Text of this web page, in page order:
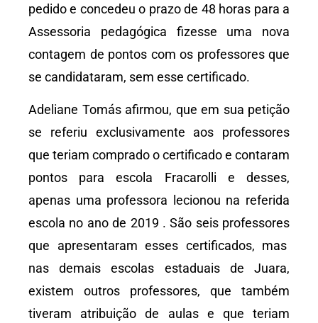
pedido e concedeu o prazo de 48 horas para a
Assessoria pedagógica fizesse uma nova
contagem de pontos com os professores que
se candidataram, sem esse certificado.
Adeliane Tomás afirmou, que em sua petição
se referiu exclusivamente aos professores
que teriam comprado o certificado e contaram
pontos para escola Fracarolli e desses,
apenas uma professora lecionou na referida
escola no ano de 2019 . São seis professores
que apresentaram esses certificados, mas
nas demais escolas estaduais de Juara,
existem outros professores, que também
tiveram atribuição de aulas e que teriam